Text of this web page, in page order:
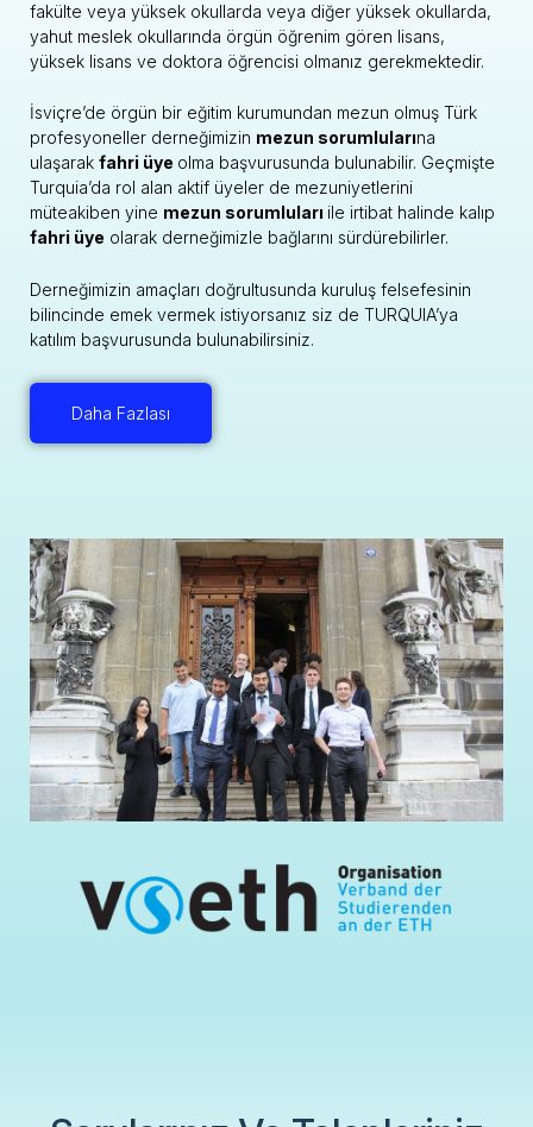
fakülte veya yüksek okullarda veya diğer yüksek okullarda,
yahut meslek okullarında örgün öğrenim gören lisans,
yüksek lisans ve doktora öğrencisi olmanız gerekmektedir.
İsviçre’de örgün bir eğitim kurumundan mezun olmuş Türk
profesyoneller derneğimizin mezun sorumlularına
ulaşarak fahri üye olma başvurusunda bulunabilir. Geçmişte
Turquia’da rol alan aktif üyeler de mezuniyetlerini
müteakiben yine mezun sorumluları ile irtibat halinde kalıp
fahri üye olarak derneğimizle bağlarını sürdürebilirler.
Derneğimizin amaçları doğrultusunda kuruluş felsefesinin
bilincinde emek vermek istiyorsanız siz de TURQUIA’ya
katılım başvurusunda bulunabilirsiniz.
Daha Fazlası